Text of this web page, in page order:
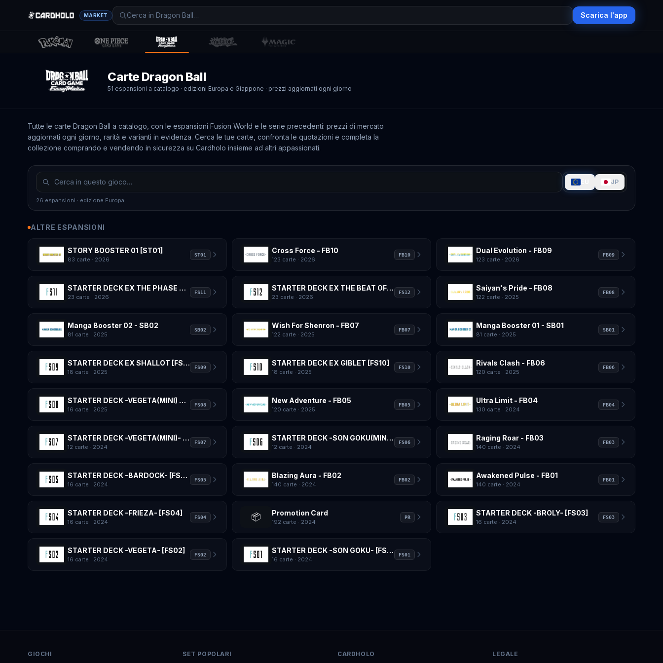
MARKET Scarica l'app
Carte Dragon Ball
51 espansioni a catalogo · edizioni Europa e Giappone · prezzi aggiornati ogni giorno
Tutte le carte Dragon Ball a catalogo, con le espansioni Fusion World e le serie precedenti: prezzi di mercato
aggiornati ogni giorno, rarità e varianti in evidenza. Cerca le tue carte, confronta le quotazioni e completa la
collezione comprando e vendendo in sicurezza su Cardholo insieme ad altri appassionati.
JP
Espansioni edizioneEuropa
Espansioni edizioneGiappone
26 espansioni · edizione Europa
ALTRE ESPANSIONI
STORY BOOSTER 01 [ST01]
83 carte · 2026
ST01 Cross Force - FB10
123 carte · 2026
FB10 Dual Evolution - FB09
123 carte · 2026
FB09
STARTER DECK EX THE PHASE OF EVOLUTION [FS11]
23 carte · 2026
FS11 STARTER DECK EX THE BEAT OF KI [FS12]
23 carte · 2026
FS12 Saiyan's Pride - FB08
122 carte · 2025
FB08
Manga Booster 02 - SB02
81 carte · 2025
SB02 Wish For Shenron - FB07
122 carte · 2025
FB07 Manga Booster 01 - SB01
81 carte · 2025
SB01
STARTER DECK EX SHALLOT [FS09]
18 carte · 2025
FS09 STARTER DECK EX GIBLET [FS10]
18 carte · 2025
FS10 Rivals Clash - FB06
120 carte · 2025
FB06
STARTER DECK -VEGETA(MINI) SUPER SAIYAN 3- [FS08]
16 carte · 2025
FS08 New Adventure - FB05
120 carte · 2025
FB05 Ultra Limit - FB04
130 carte · 2024
FB04
STARTER DECK -VEGETA(MINI)- [FS07]
12 carte · 2024
FS07 STARTER DECK -SON GOKU(MINI)- [FS06]
12 carte · 2024
FS06 Raging Roar - FB03
140 carte · 2024
FB03
STARTER DECK -BARDOCK- [FS05]
16 carte · 2024
FS05 Blazing Aura - FB02
140 carte · 2024
FB02 Awakened Pulse - FB01
140 carte · 2024
FB01
STARTER DECK -FRIEZA- [FS04]
16 carte · 2024
FS04 📦 Promotion Card
192 carte · 2024
PR STARTER DECK -BROLY- [FS03]
16 carte · 2024
FS03
STARTER DECK -VEGETA- [FS02]
16 carte · 2024
FS02 STARTER DECK -SON GOKU- [FS01]
16 carte · 2024
FS01
GIOCHI SET POPOLARI CARDHOLO LEGALE